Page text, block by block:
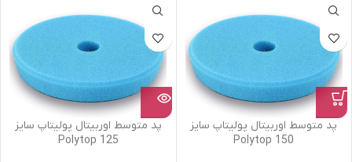
پد متوسط اوربیتال پولیتاپ سایز
150 Polytop
پد متوسط اوربیتال پولیتاپ سایز
125 Polytop